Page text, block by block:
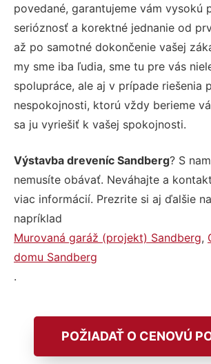
povedané, garantujeme vám vysokú
serióznosť a korektné jednanie od
až po samotné dokončenie vašej
my sme iba ľudia, sme tu pre vás
spolupráce, ale aj v prípade riešenia
nespokojnosti, ktorú vždy berieme
sa ju vyriešiť k vašej spokojnosti.
Výstavba dreveníc Sandberg? S
nemusíte obávať. Neváhajte a
viac informácií. Prezrite si aj ďalšie
napríklad
Murovaná garáž (projekt) Sandberg,
domu Sandberg
.
POŽIADAŤ O CENOVÚ